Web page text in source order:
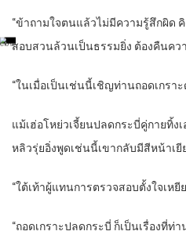
“ข้าถามใจตนแล้วไม่มีความรู้สึกผิด
สอบสวนล้วนเป็นธรรมยิ่ง ต้องคืนค
“ในเมื่อเป็นเช่นนี้เชิญท่านถอดเกรา
แม้เฮ่อโหย่วเจี้ยนปลดกระบี่คู่กายทิ้ง
หลิวรุ่ยอิ่งพูดเช่นนี้เขากลับมีสีหน้าเยี
“ใต้เท้าผู้แทนการตรวจสอบตั้งใจเห
“ถอดเกราะปลดกระบี่ ก็เป็นเรื่องที่ท่